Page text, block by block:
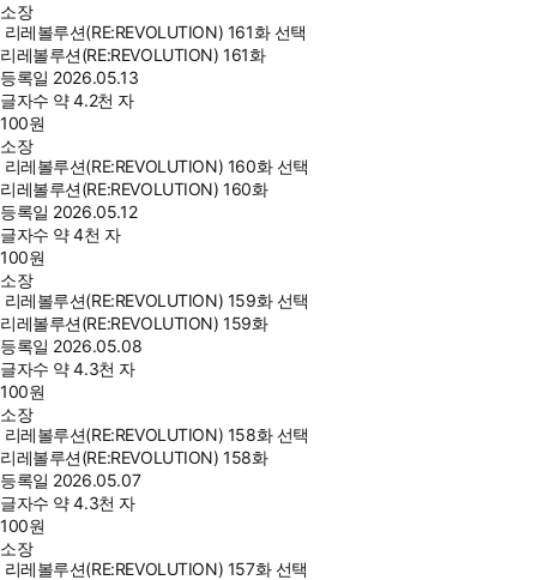
소장
리레볼루션(RE:REVOLUTION) 161화 선택
리레볼루션(RE:REVOLUTION) 161화
등록일 2026.05.13
글자수 약 4.2천 자
100원
소장
리레볼루션(RE:REVOLUTION) 160화 선택
리레볼루션(RE:REVOLUTION) 160화
등록일 2026.05.12
글자수 약 4천 자
100원
소장
리레볼루션(RE:REVOLUTION) 159화 선택
리레볼루션(RE:REVOLUTION) 159화
등록일 2026.05.08
글자수 약 4.3천 자
100원
소장
리레볼루션(RE:REVOLUTION) 158화 선택
리레볼루션(RE:REVOLUTION) 158화
등록일 2026.05.07
글자수 약 4.3천 자
100원
소장
리레볼루션(RE:REVOLUTION) 157화 선택